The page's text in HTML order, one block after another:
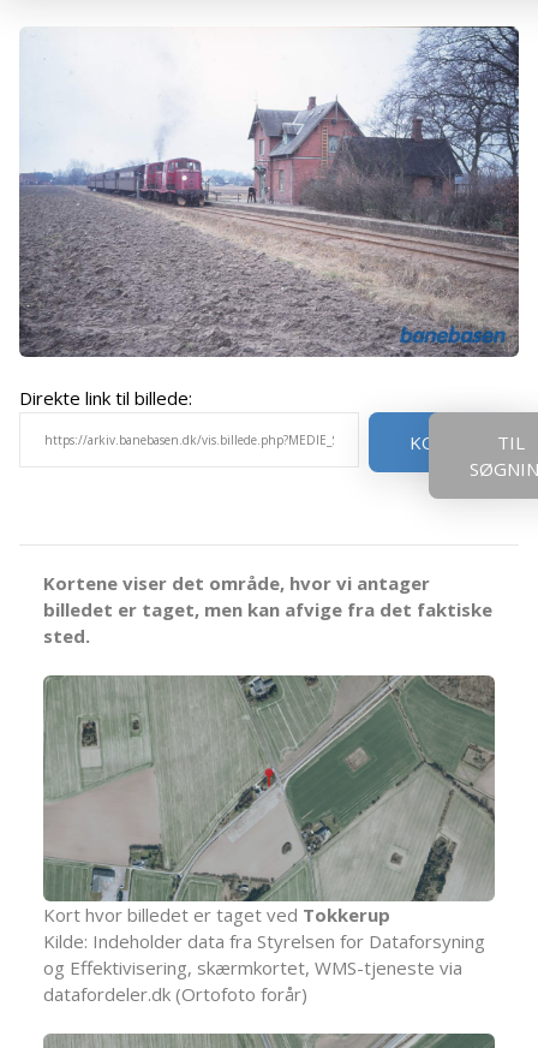
Direkte link til billede:
KOPIER
TIL
Kortene viser det område, hvor vi antager
billedet er taget, men kan afvige fra det faktiske
sted.
Kort hvor billedet er taget ved Tokkerup
Kilde: Indeholder data fra Styrelsen for Dataforsyning
og Effektivisering, skærmkortet, WMS-tjeneste via
datafordeler.dk (Ortofoto forår)